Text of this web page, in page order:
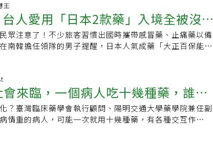
，事後竟怒控男生「強制猥褻」，並勒索高達800萬韓元
）的巨額和解金。事件曝光後引起韓國社會公憤，警方經
犯罪嫌疑，還其清白，而提出訴訟的家長因涉嫌「妨礙公
案調查。男大生溪谷英勇救人反遭家長控強制猥褻據韓媒
就讀應急救護學系的男大生早前在網上發文，表示自己快
動。為了確保CPR胸外按壓位置準確且深度足夠，男生解
續按壓10到15分鐘。直到救護車抵達，少女幸運地恢復呼
讚男學生處置得宜。豈料數小時後，少女的父親致電怒斥
質疑他在CPR期間觸碰女兒胸部，揚言要以「強制猥褻
王
人愛用「日本2款藥」入境全被沒收
眾注意了！不少旅客習慣出國時攜帶感冒藥、止痛藥以備
南韓擔任領隊的男子提醒，日本人氣成藥「大正百保能感
單，引發網友熱議與關注。一名在南韓擔任領隊的網友近
醒，依據南韓《麻醉品管理法》規定，部分日本常見成藥
（Dihydrocodeine）或「右美沙芬」
等成分，可能因具成癮風險而被列為管制藥品。其中，
百保能感冒藥」部分種類也包含相關成分，因此禁止旅客
來臨，一個病人吃十幾種藥，誰來
藥師專科化的契機
？臺灣臨床藥學會執行顧問、陽明交通大學藥學院兼任副
情重的病人，可能一次就用十幾種藥，有各種交互作